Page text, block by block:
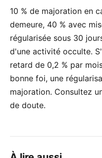
10 % de majoration en
demeure, 40 % avec
régularisée sous 30
d'une activité occulte.
retard de 0,2 % par
bonne foi, une
majoration. Consultez
de doute.